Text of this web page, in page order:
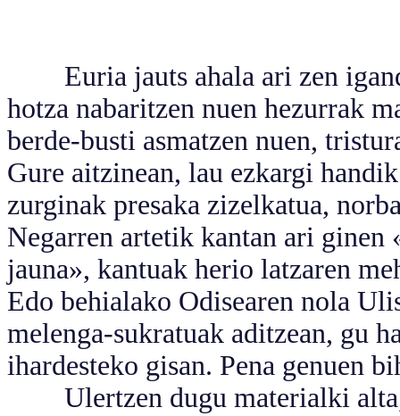
Euria jauts ahala ari zen
hotza nabaritzen nuen hezurrak
berde-busti asmatzen nuen,
Gure aitzinean, lau ezkargi
zurginak presaka zizelkatua,
Negarren artetik kantan ari
jauna», kantuak herio latzaren
Edo behialako Odisearen nola
melenga-sukratuak aditzean, gu
ihardesteko gisan. Pena genuen
Ulertzen dugu materialki alta,